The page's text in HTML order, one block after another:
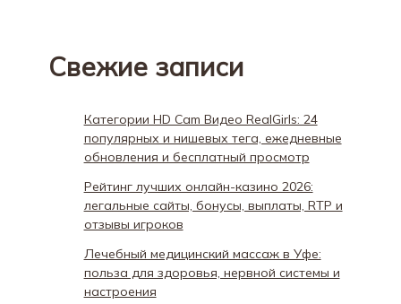
Свежие записи
Категории HD Cam Видео RealGirls: 24
популярных и нишевых тега, ежедневные
обновления и бесплатный просмотр
Рейтинг лучших онлайн-казино 2026:
легальные сайты, бонусы, выплаты, RTP и
отзывы игроков
Лечебный медицинский массаж в Уфе:
польза для здоровья, нервной системы и
настроения